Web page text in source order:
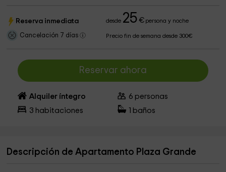
Reserva inmediata desde 25 €persona y noche
Cancelación 7 días Precio fin de semana desde 300€
Reservar ahora
Alquiler íntegro 6 personas
3 habitaciones baños
Descripción de Apartamento Plaza Grande